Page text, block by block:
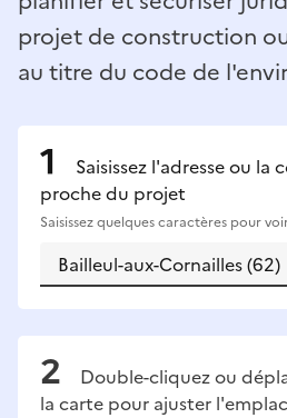
projet de construction
au titre du code de
Saisissez l'adresse ou la
proche du projet
Saisissez quelques caractères pour
Double-cliquez ou
la carte pour ajuster